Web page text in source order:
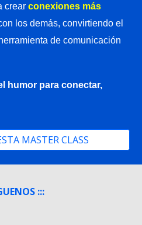
crearconexiones más
los demás, convirtiendo el
de comunicación
humor para conectar,
MASTER CLASS
:::